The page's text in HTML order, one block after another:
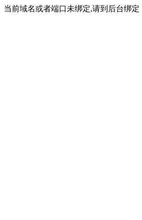
当前域名或者端口未绑定,请到后台绑